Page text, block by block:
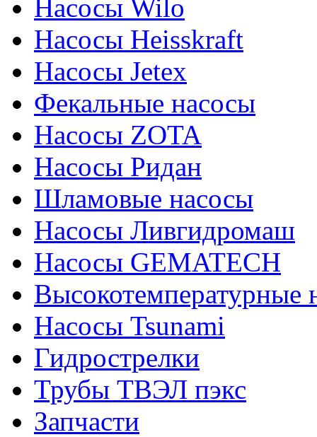
Насосы Wilo
Насосы Heisskraft
Насосы Jetex
Фекальные насосы
Насосы ZOTA
Насосы Ридан
Шламовые насосы
Насосы Ливгидромаш
Насосы GEMATECH
Высокотемпературные
Насосы Tsunami
Гидрострелки
Трубы ТВЭЛ пэкс
Запчасти